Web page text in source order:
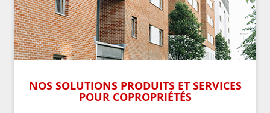
NOS SOLUTIONS PRODUITS ET SERVICES
POUR COPROPRIÉTÉS